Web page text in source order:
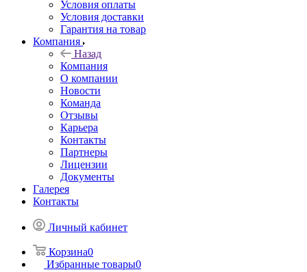
Условия оплаты
Условия доставки
Гарантия на товар
Компания
Назад
Компания
О компании
Новости
Команда
Отзывы
Карьера
Контакты
Партнеры
Лицензии
Документы
Галерея
Контакты
Личный кабинет
Корзина0
Избранные товары0